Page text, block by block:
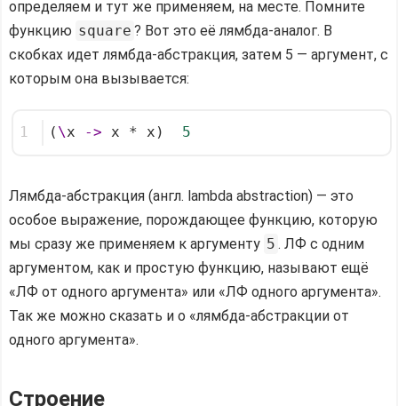
определяем и тут же применяем, на месте. Помните
функцию square ? Вот это её лямбда-аналог. В
скобках идет лямбда-абстракция, затем 5 — аргумент, с
которым она вызывается:
1 ( \x -> x * x) 5
Лямбда-абстракция (англ. lambda abstraction) — это
особое выражение, порождающее функцию, которую
мы сразу же применяем к аргументу 5 . ЛФ с одним
аргументом, как и простую функцию, называют ещё
«ЛФ от одного аргумента» или «ЛФ одного аргумента».
Так же можно сказать и о «лямбда-абстракции от
одного аргумента».
Строение